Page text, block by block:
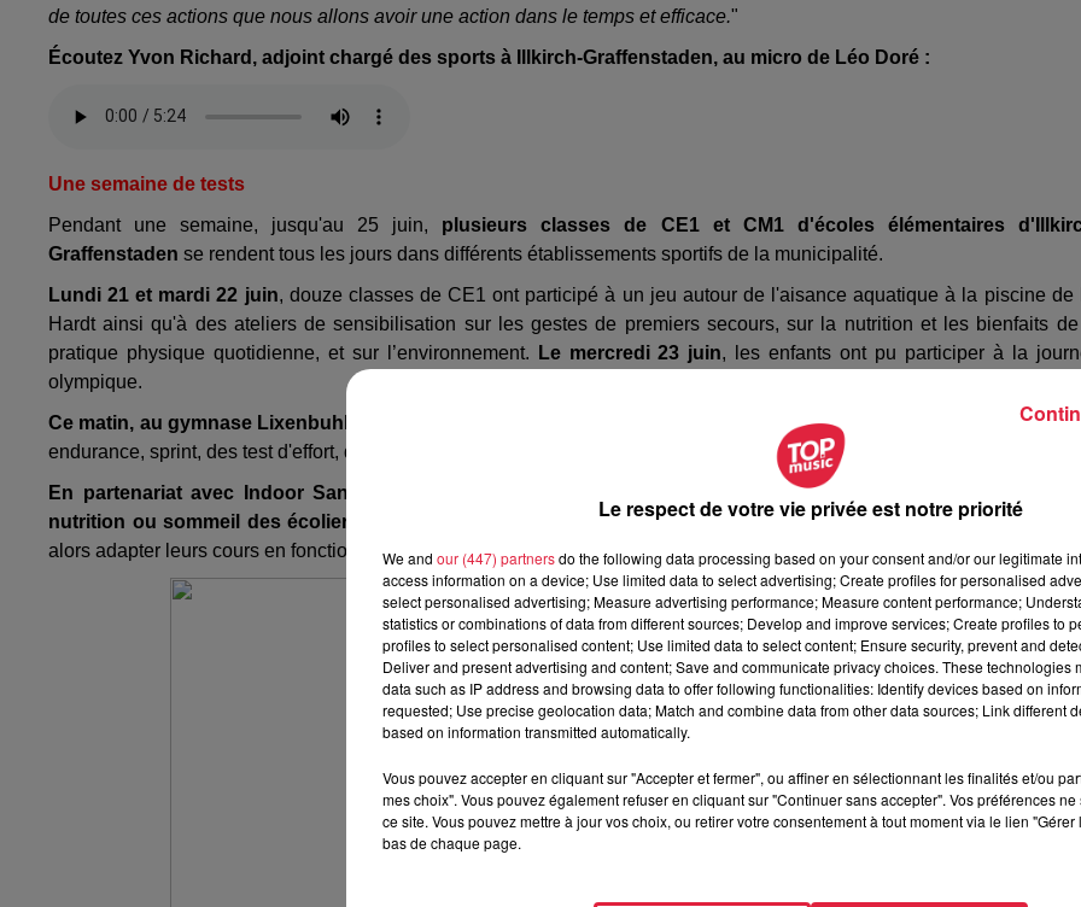
de toutes ces actions que nous allons avoir une action dans le temps et efficace."
Écoutez Yvon Richard, adjoint chargé des sports à Illkirch-Graffenstaden, au micro de Léo Doré :
Une semaine de tests
Pendant une semaine, jusqu'au 25 juin, plusieurs classes de CE1 et CM1 d'écoles élémentaires
Graffenstaden se rendent tous les jours dans différents établissements sportifs de la municipalité.
Lundi 21 et mardi 22 juin, douze classes de CE1 ont participé à un jeu autour de l'aisance aquatique à la piscine de
Hardt ainsi qu'à des ateliers de sensibilisation sur les gestes de premiers secours, sur la nutrition et les bienfaits
pratique physique quotidienne, et sur l’environnement.
Le mercredi 23 juin, les enfants ont pu participer à la
olympique.
Ce matin, au gymnase Lixenbuhl, des classes de CM1 passaient toute une batterie de tests.
Au programme :
endurance, sprint, des test d'effort, des sauts...
En partenariat avec Indoor Santé et la REDOM
déceler les carences en termes de
nutrition ou sommeil des écoliers
. Pour y remédier, des bilans seront envoyés aux enseignants. Ces derniers
alors adapter leurs cours en fonction des besoins.
Le respect de votre vie privée est notre priorité
We and our (447) partnersdo the following data processing based on your consent and/or our legitimate
access information on a device; Use limited data to select advertising; Create profiles for personalised
select personalised advertising; Measure advertising performance; Measure content performance;
statistics or combinations of data from different sources; Develop and improve services; Create profiles to
profiles to select personalised content; Use limited data to select content; Ensure security, prevent and
Deliver and present advertising and content; Save and communicate privacy choices. These technologies
data such as IP address and browsing data to offer following functionalities: Identify devices based on
requested; Use precise geolocation data; Match and combine data from other data sources; Link different
based on information transmitted automatically.
Vous pouvez accepter en cliquant sur "Accepter et fermer", ou affiner en sélectionnant les finalités et/ou
mes choix". Vous pouvez également refuser en cliquant sur "Continuer sans accepter". Vos préférences
ce site. Vous pouvez mettre à jour vos choix, ou retirer votre consentement à tout moment via le lien
bas de chaque page.